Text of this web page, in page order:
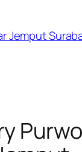
Jemput